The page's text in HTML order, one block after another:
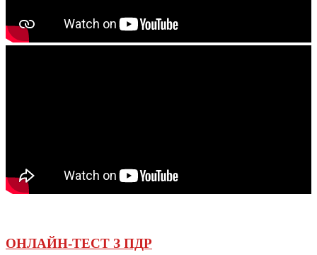
ОНЛАЙН-ТЕСТ З ПДР